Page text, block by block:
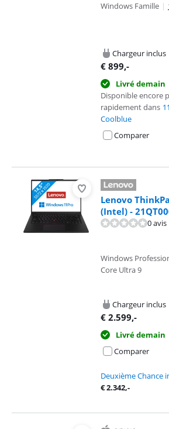
Windows Famille |
Chargeur inclus
€ 899,-
Livré demain
Disponible encore
rapidement dans
Coolblue
Comparer
Lenovo
(Intel) -
0 avis
Windows
Core Ultra 9
Chargeur inclus
€ 2.599,-
Livré demain
Comparer
Deuxième Chance
€2.342,-